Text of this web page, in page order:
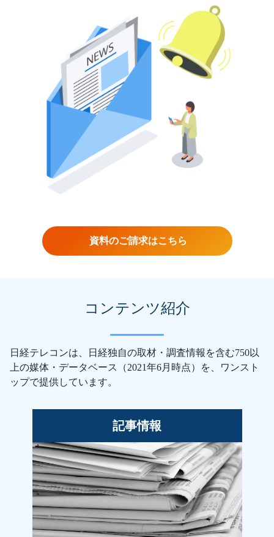
資料のご請求はこちら
コンテンツ紹介
日経テレコンは、日経独自の取材・調査情報を含む750以
上の媒体・データベース（2021年6月時点）を、ワンスト
ップで提供しています。
記事情報